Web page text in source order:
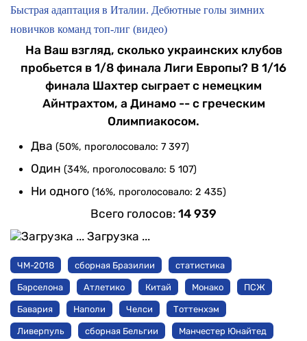
Быстрая адаптация в Италии. Дебютные голы зимних
новичков команд топ-лиг (видео)
На Ваш взгляд, сколько украинских клубов
пробьется в 1/8 финала Лиги Европы? В 1/16
финала Шахтер сыграет с немецким
Айнтрахтом, а Динамо -- с греческим
Олимпиакосом.
Два (50%, проголосовало: 7 397)
Один (34%, проголосовало: 5 107)
Ни одного (16%, проголосовало: 2 435)
Всего голосов: 14 939
Загрузка ...
ЧМ-2018 сборная Бразилии статистика
Барселона Атлетико Китай Монако ПСЖ
Бавария Наполи Челси Тоттенхэм
Ливерпуль сборная Бельгии Манчестер Юнайтед